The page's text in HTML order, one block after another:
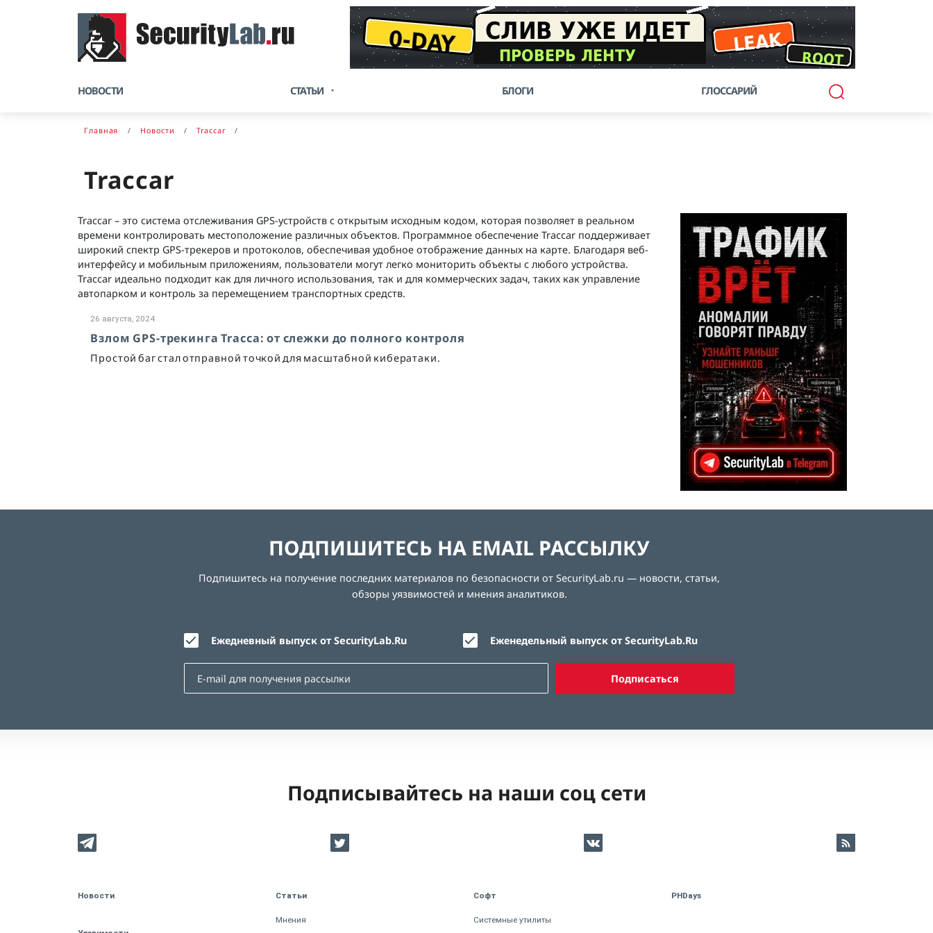
НОВОСТИ СТАТЬИ БЛОГИ ГЛОССАРИЙ
Главная Новости Traccar
Traccar
Traccar – это система отслеживания GPS-устройств с открытым исходным кодом, которая позволяет в реальном
времени контролировать местоположение различных объектов. Программное обеспечение Traccar поддерживает
широкий спектр GPS-трекеров и протоколов, обеспечивая удобное отображение данных на карте. Благодаря веб-
интерфейсу и мобильным приложениям, пользователи могут легко мониторить объекты с любого устройства.
Traccar идеально подходит как для личного использования, так и для коммерческих задач, таких как управление
автопарком и контроль за перемещением транспортных средств.
26 августа, 2024
Взлом GPS-трекинга Tracca: от слежки до полного контроля
Простой баг стал отправной точкой для масштабной кибератаки.
ПОДПИШИТЕСЬ НА EMAIL РАССЫЛКУ
Подпишитесь на получение последних материалов по безопасности от SecurityLab.ru — новости, статьи,
обзоры уязвимостей и мнения аналитиков.
Ежедневный выпуск от SecurityLab.Ru Еженедельный выпуск от SecurityLab.Ru
Подписаться
Подписывайтесь на наши соц сети
Новости Статьи
Мнения
Софт
Системные утилиты
PHDays